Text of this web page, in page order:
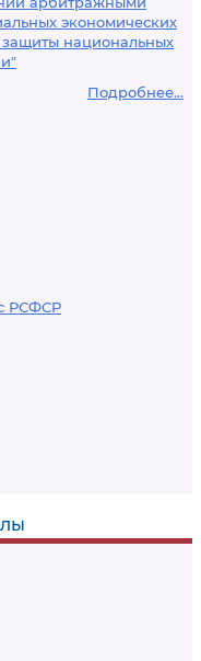
экономических
национальных
Подробнее...
РСФСР